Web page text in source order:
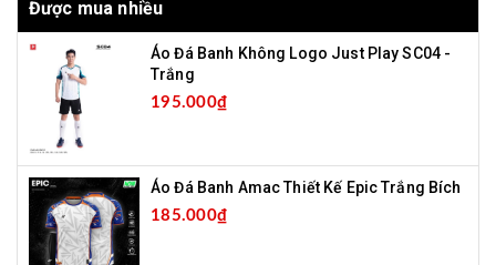
Được mua nhiều
Áo Đá Banh Không Logo Just Play SC04 -
Trắng
195.000₫
Áo Đá Banh Amac Thiết Kế Epic Trắng Bích
185.000₫